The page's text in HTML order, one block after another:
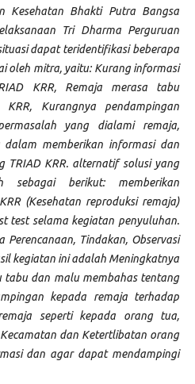
Kesehatan Bhakti Putra Bangsa
Tri Dharma Perguruan
dapat teridentifikasi beberapa
oleh mitra, yaitu: Kurang informasi
KRR, Remaja merasa tabu
Kurangnya pendampingan
yang dialami remaja,
memberikan informasi dan
TRIAD KRR. alternatif solusi yang
sebagai berikut: memberikan
(Kesehatan reproduksi remaja)
test selama kegiatan penyuluhan.
Perencanaan, Tindakan, Observasi
kegiatan ini adalah Meningkatnya
tabu dan malu membahas tentang
kepada remaja terhadap
seperti kepada orang tua,
dan Ketertlibatan orang
dan agar dapat mendampingi